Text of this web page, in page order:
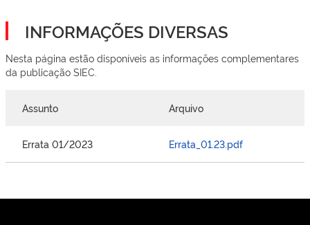
INFORMAÇÕES DIVERSAS
Nesta página estão disponíveis as informações complementares
da publicação SIEC.
Assunto Arquivo
Errata 01/2023 Errata_01.23.pdf